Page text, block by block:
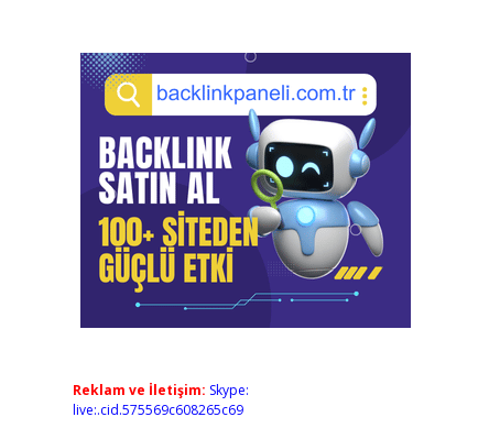
Reklam ve İletişim: Skype:
live:.cid.575569c608265c69